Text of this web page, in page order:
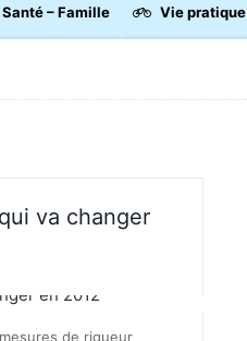
Santé – Famille Vie pratique
va changer
de rigueur